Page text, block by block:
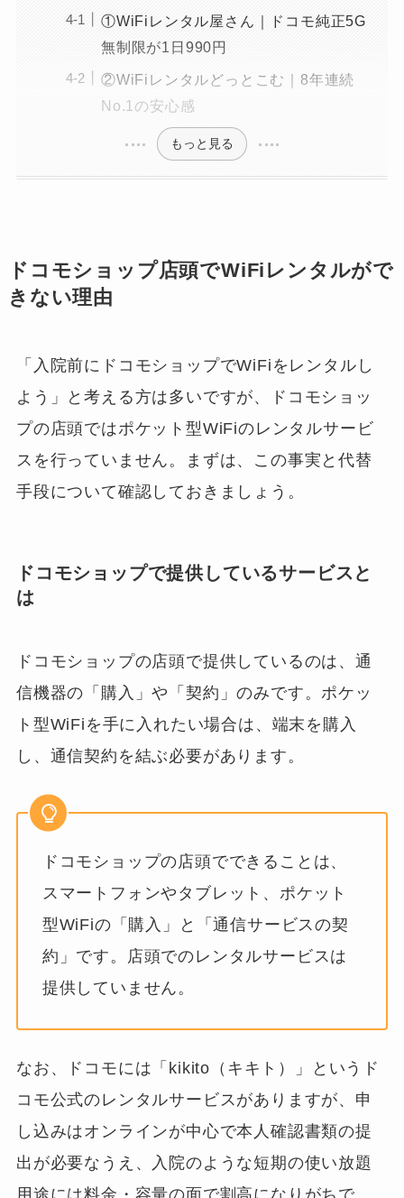
①WiFiレンタル屋さん｜ドコモ純正5G
無制限が1日990円
②WiFiレンタルどっとこむ｜8年連続
No.1の安心感
もっと見る
ドコモショップ店頭でWiFiレンタルがで
きない理由
「入院前にドコモショップでWiFiをレンタルし
よう」と考える方は多いですが、ドコモショッ
プの店頭ではポケット型WiFiのレンタルサービ
スを行っていません。まずは、この事実と代替
手段について確認しておきましょう。
ドコモショップで提供しているサービスと
は
ドコモショップの店頭で提供しているのは、通
信機器の「購入」や「契約」のみです。ポケッ
ト型WiFiを手に入れたい場合は、端末を購入
し、通信契約を結ぶ必要があります。
ドコモショップの店頭でできることは、
スマートフォンやタブレット、ポケット
型WiFiの「購入」と「通信サービスの契
約」です。店頭でのレンタルサービスは
提供していません。
なお、ドコモには「kikito（キキト）」というド
コモ公式のレンタルサービスがありますが、申
し込みはオンラインが中心で本人確認書類の提
出が必要なうえ、入院のような短期の使い放題